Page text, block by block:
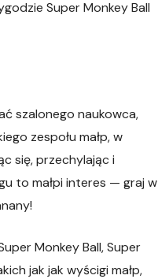
Super Monkey Ball
szalonego naukowca,
zespołu małp, w
się, przechylając i
to małpi interes — graj w
Monkey Ball, Super
jak jak wyścigi małp,